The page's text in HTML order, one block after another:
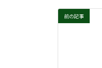
前の記事